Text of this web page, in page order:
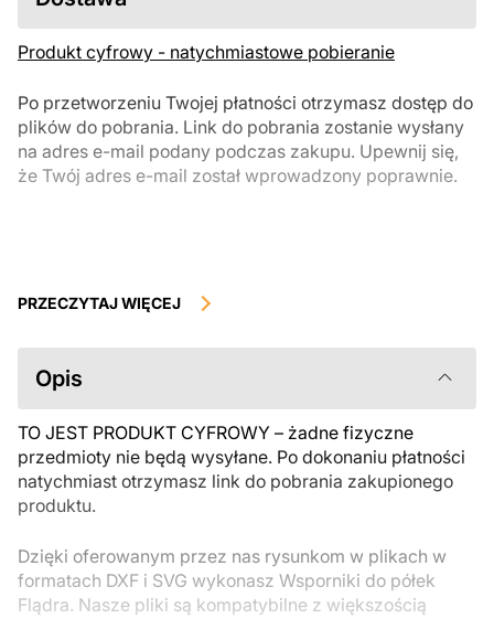
Produkt cyfrowy - natychmiastowe pobieranie
Po przetworzeniu Twojej płatności otrzymasz dostęp do
plików do pobrania. Link do pobrania zostanie wysłany
na adres e-mail podany podczas zakupu. Upewnij się,
że Twój adres e-mail został wprowadzony poprawnie.
podlegają zwrotowi ani wymianie po ich pobraniu. Zalecamy
przed zakupem. Jeśli masz jakiekolwiek problemy z zamówieniem,
skontaktuj się bezpośrednio ze sprzedawcą.
PRZECZYTAJ WIĘCEJ
Opis
TO JEST PRODUKT CYFROWY – żadne fizyczne
przedmioty nie będą wysyłane. Po dokonaniu płatności
natychmiast otrzymasz link do pobrania zakupionego
produktu.
Dzięki oferowanym przez nas rysunkom w plikach w
formatach DXF i SVG wykonasz Wsporniki do półek
Flądra. Nasze pliki są kompatybilne z większością